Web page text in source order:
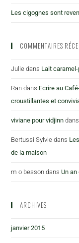
Les cigognes sont
COMMENTAIRES
Julie dans Lait
Ran dans Ecrire au
croustillantes et
viviane pour vidjinn
Bertussi Sylvie dans
de la maison
m o besson dansUn an
ARCHIVES
janvier 2015